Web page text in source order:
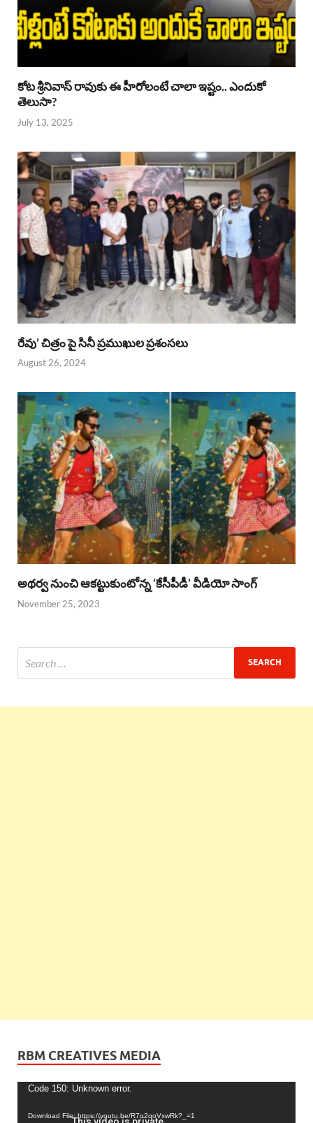
కోట శ్రీనివాస్ రావుకు ఈ హీరోలంటే చాలా ఇష్టం.. ఎందుకో
తెలుసా?
July 13, 2025
రేవు’ చిత్రం పై సినీ ప్రముఖుల ప్రశంసలు
August 26, 2024
అథర్వ నుంచి ఆకట్టుకుంటోన్న ‘కేసీపీడీ’ వీడియో సాంగ్
November 25, 2023
RBM CREATIVES MEDIA
Video
Code 150: Unknown error.
Download File: https://youtu.be/R7o2qoVxwRk?_=1